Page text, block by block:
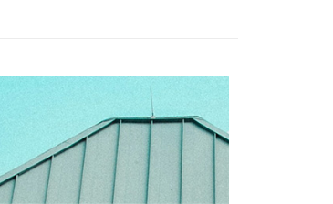
公司提供之「AFTEE先享後付」服務完成之
內提供個人資料，並將交易相關給付款項請
限公司。
請瀏覽以下網址：
得法定代理人或監護人之同意方可使用
同意申辦者引起之損失，本公司不負相關責